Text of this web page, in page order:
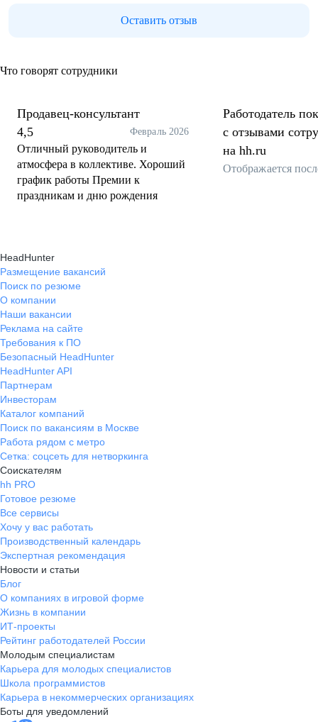
Оставить отзыв
Что говорят сотрудники
Продавец-консультант
4,5
Февраль 2026
Отличный руководитель и
атмосфера в коллективе. Хороший
график работы Премии к
праздникам и дню рождения
Работодатель
с отзывами
на hh.ru
Отображается
HeadHunter
Размещение вакансий
Поиск по резюме
О компании
Наши вакансии
Реклама на сайте
Требования к ПО
Безопасный HeadHunter
HeadHunter API
Партнерам
Инвесторам
Каталог компаний
Поиск по вакансиям в Москве
Работа рядом с метро
Сетка: соцсеть для нетворкинга
Соискателям
hh PRO
Готовое резюме
Все сервисы
Хочу у вас работать
Производственный календарь
Экспертная рекомендация
Новости и статьи
Блог
О компаниях в игровой форме
Жизнь в компании
ИТ-проекты
Рейтинг работодателей России
Молодым специалистам
Карьера для молодых специалистов
Школа программистов
Карьера в некоммерческих организациях
Боты для уведомлений